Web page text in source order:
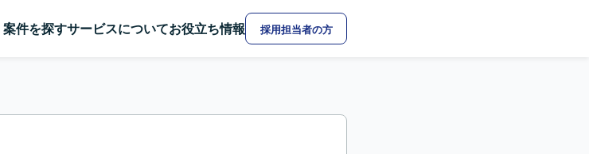
案件を探すサービスについてお役立ち情報 採用担当者の方